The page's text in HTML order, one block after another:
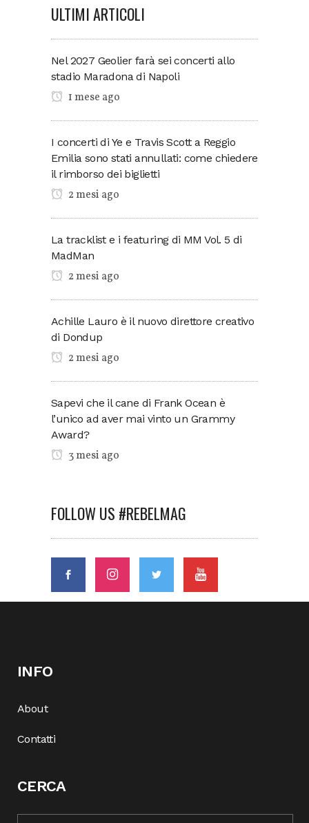
ULTIMI ARTICOLI
Nel 2027 Geolier farà sei concerti allo
stadio Maradona di Napoli
1 mese ago
I concerti di Ye e Travis Scott a Reggio
Emilia sono stati annullati: come chiedere
il rimborso dei biglietti
2 mesi ago
La tracklist e i featuring di MM Vol. 5 di
MadMan
2 mesi ago
Achille Lauro è il nuovo direttore creativo
di Dondup
2 mesi ago
Sapevi che il cane di Frank Ocean è
l’unico ad aver mai vinto un Grammy
Award?
3 mesi ago
FOLLOW US #REBELMAG
INFO
About
Contatti
CERCA